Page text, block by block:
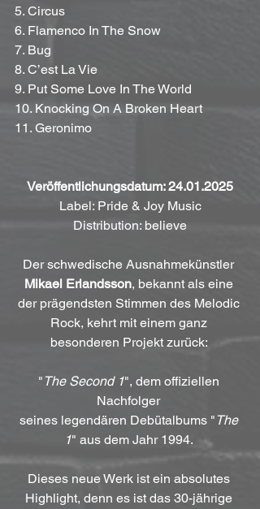
5. Circus
6. Flamenco In The Snow
7. Bug
8. C’est La Vie
9. Put Some Love In The World
10. Knocking On A Broken Heart
11. Geronimo
Veröffentlichungsdatum: 24.01.2025
Label: Pride & Joy Music
Distribution: believe
Der schwedische Ausnahmekünstler
Mikael Erlandsson, bekannt als eine
der prägendsten Stimmen des Melodic
Rock, kehrt mit einem ganz
besonderen Projekt zurück:
" The Second 1", dem offiziellen
Nachfolger
seines legendären Debütalbums " The
1" aus dem Jahr 1994.
Dieses neue Werk ist ein absolutes
Highlight, denn es ist das 30-jährige